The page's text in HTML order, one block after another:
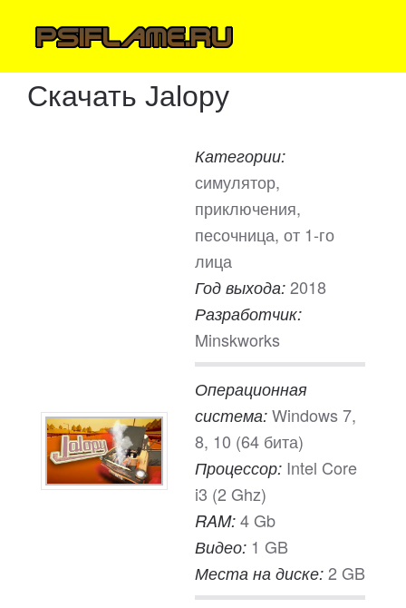
Скачать Jalopy
Категории:
симулятор,
приключения,
песочница, от 1-го
лица
Год выхода: 2018
Разработчик:
Minskworks
Операционная
система: Windows 7,
8, 10 (64 бита)
Процессор: Intel Core
i3 (2 Ghz)
RAM: 4 Gb
Видео: 1 GB
Места на диске: 2 GB